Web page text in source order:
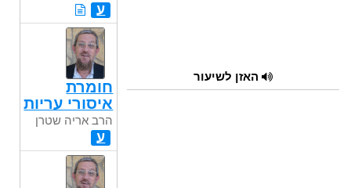
האזן לשיעור
ע
חומרת
איסורי עריות
הרב אריה שטרן
ע